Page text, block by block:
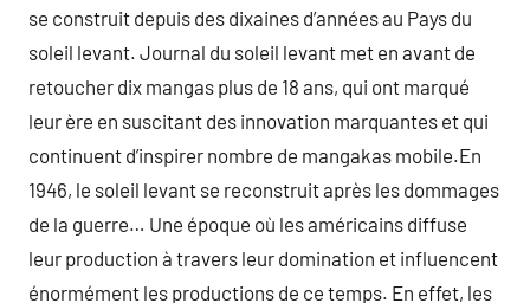
se construit depuis des dixaines d’années au Pays du
soleil levant. Journal du soleil levant met en avant de
retoucher dix mangas plus de 18 ans, qui ont marqué
leur ère en suscitant des innovation marquantes et qui
continuent d’inspirer nombre de mangakas mobile.En
1946, le soleil levant se reconstruit après les dommages
de la guerre… Une époque où les américains diffuse
leur production à travers leur domination et influencent
énormément les productions de ce temps. En effet, les